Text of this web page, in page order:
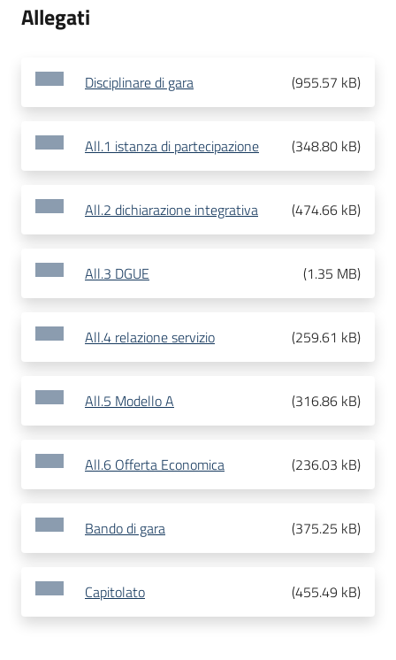
Allegati
Disciplinare di gara (955.57 kB)
All.1 istanza di partecipazione (348.80 kB)
All.2 dichiarazione integrativa (474.66 kB)
All.3 DGUE (1.35 MB)
All.4 relazione servizio (259.61 kB)
All.5 Modello A (316.86 kB)
All.6 Offerta Economica (236.03 kB)
Bando di gara (375.25 kB)
Capitolato (455.49 kB)